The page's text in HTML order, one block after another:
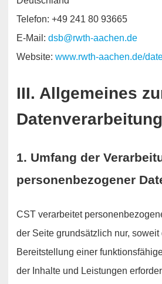
Telefon: +49 241 80 93665
E-Mail: dsb@rwth-aachen.de
Website: www.rwth-aachen.de/
III. Allgemeines
Datenverarbeitung
1. Umfang der
personenbezogener
CST verarbeitet
der Seite grundsätzlich nur, soweit
Bereitstellung einer
der Inhalte und Leistungen